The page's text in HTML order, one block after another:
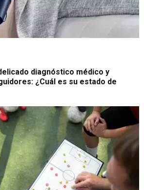
diagnóstico médico y
¿Cuál es su estado de